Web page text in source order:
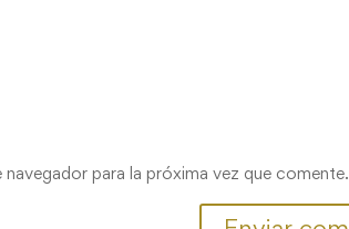
para la próxima vez que comente.